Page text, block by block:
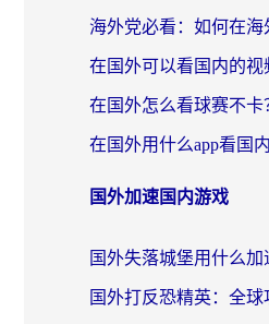
国外加速国内游戏